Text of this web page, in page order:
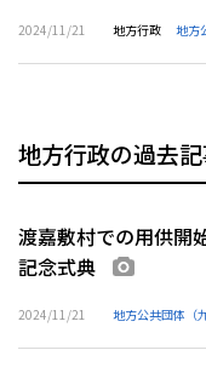
2024/11/21 地方行政 地方
地方行政の過去
渡嘉敷村での用供
記念式典
2024/11/21 地方公共団体（